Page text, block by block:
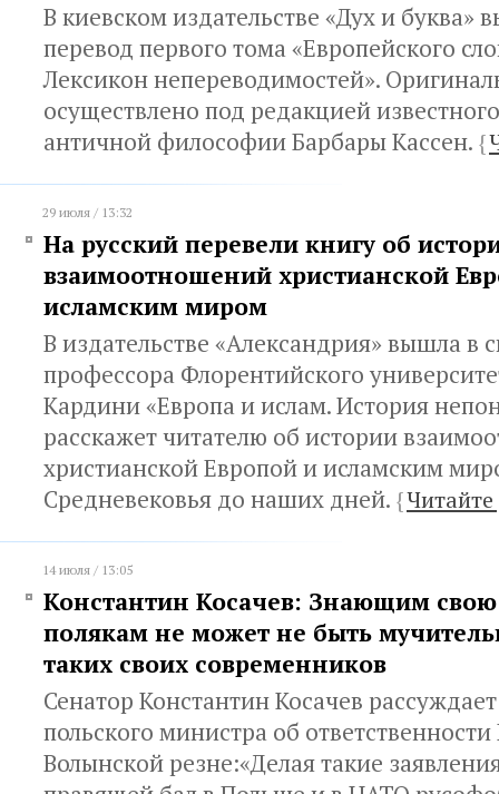
В киевском издательстве «Дух и буква»
перевод первого тома «Европейского
Лексикон непереводимостей».
осуществлено под редакцией
античной философии Барбары Кассен. {
29 июля / 13:32
На русский перевели книгу об
взаимоотношений христианской
исламским миром
В издательстве «Александрия» вышла в
профессора Флорентийского
Кардини «Европа и ислам. История
расскажет читателю об истории
христианской Европой и исламским
Средневековья до наших дней. {
14 июля / 13:05
Константин Косачев: Знающим
полякам не может не быть
таких своих современников
Сенатор Константин Косачев
польского министра об ответственности
Волынской резне:«Делая такие